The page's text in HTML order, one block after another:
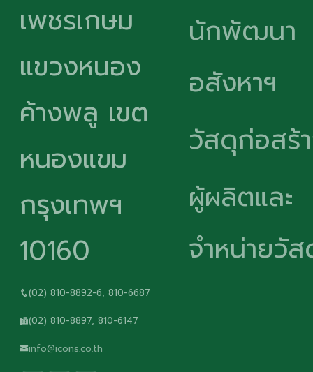
เพชรเกษม
แขวงหนอง
ค้างพลู เขต
หนองแขม
กรุงเทพฯ
10160
(02) 810-8892-6, 810-6687
(02) 810-8897, 810-6147
info@icons.co.th
นักพัฒนา
อสังหาฯ
วัสดุก่อสร้
ผู้ผลิตและ
จำหน่ายวั